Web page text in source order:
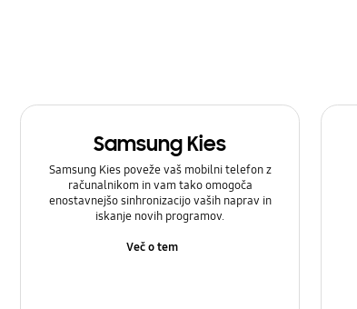
Samsung Kies
Samsung Kies poveže vaš mobilni telefon z
računalnikom in vam tako omogoča
enostavnejšo sinhronizacijo vaših naprav in
iskanje novih programov.
Več o tem